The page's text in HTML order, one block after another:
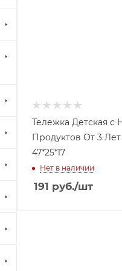
Тележка Детская с
Продуктов От 3
47*25*17
Нет в наличии
191 руб./шт